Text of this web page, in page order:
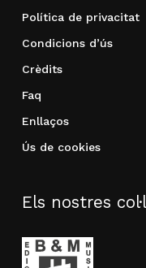
Política de privacitat
Condicions d’ús
Crèdits
Faq
Enllaços
Ús de cookies
Els nostres